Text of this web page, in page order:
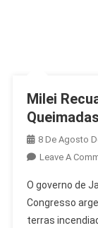
Milei
8 De Agosto
Leave A
O governo de
Congresso
terras